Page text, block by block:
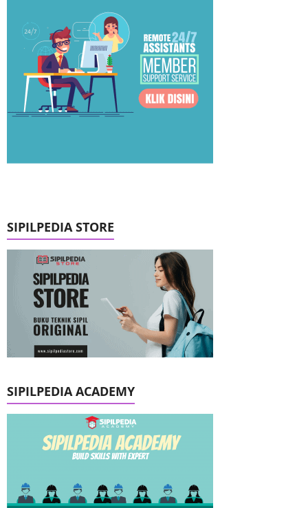
SIPILPEDIA STORE
SIPILPEDIA ACADEMY